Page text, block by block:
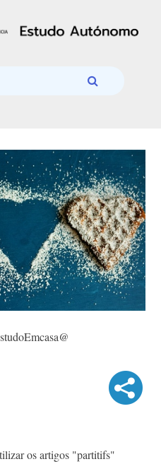
os artigos "partitifs"